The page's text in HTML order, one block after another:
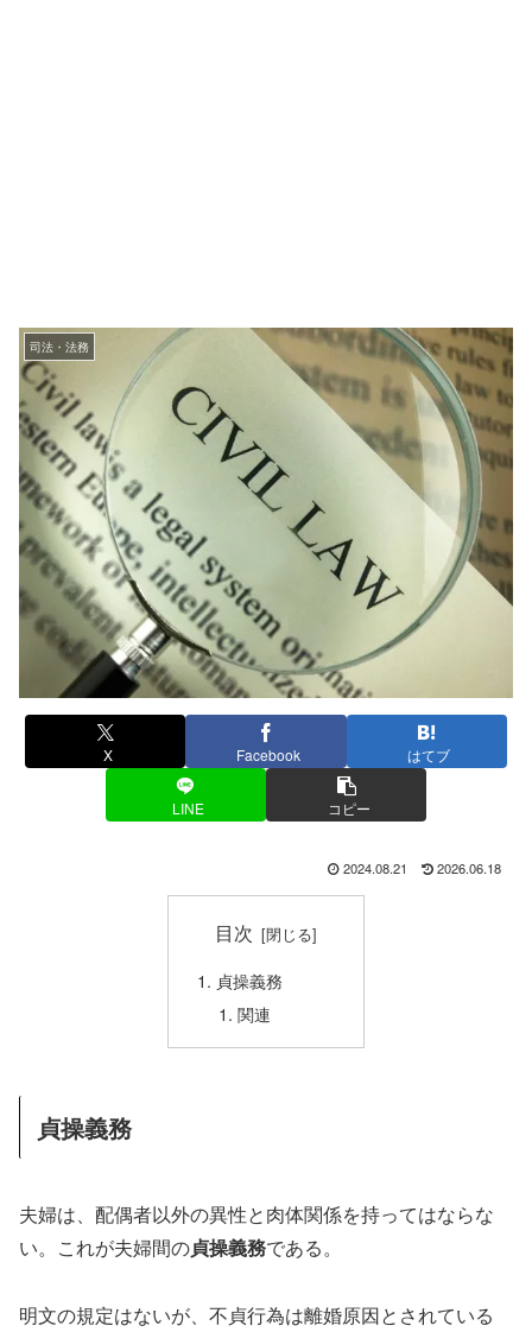
司法・法務
X Facebook はてブ
LINE コピー
2024.08.21 2026.06.18
目次
貞操義務
関連
貞操義務
夫婦は、配偶者以外の異性と肉体関係を持ってはならな
い。これが夫婦間の貞操義務である。
明文の規定はないが、不貞行為は離婚原因とされている